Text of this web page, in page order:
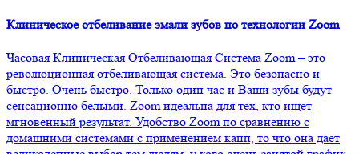
Клиническое отбеливание эмали зубов по технологии Zoom
Часовая Клиническая Отбеливающая Система Zoom – это
революционная отбеливающая система. Это безопасно и
быстро. Очень быстро. Только один час и Ваши зубы будут
сенсационно белыми. Zoom идеальна для тех, кто ищет
мгновенный результат. Удобство Zoom по сравнению с
домашними системами с применением капп, то что она дает